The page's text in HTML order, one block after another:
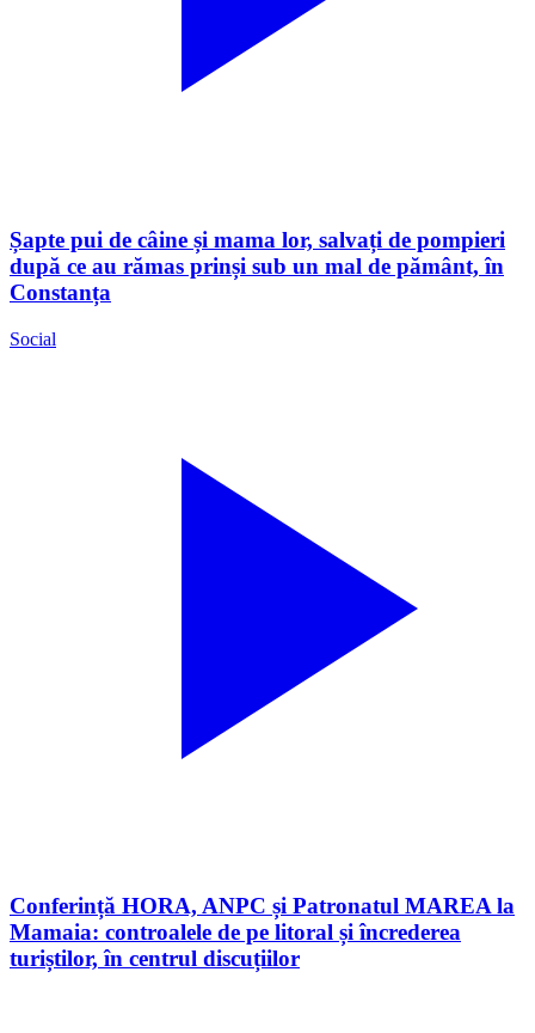
Șapte pui de câine și mama lor, salvați de pompieri
după ce au rămas prinși sub un mal de pământ, în
Constanța
Social
Conferință HORA, ANPC și Patronatul MAREA la
Mamaia: controalele de pe litoral și încrederea
turiștilor, în centrul discuțiilor